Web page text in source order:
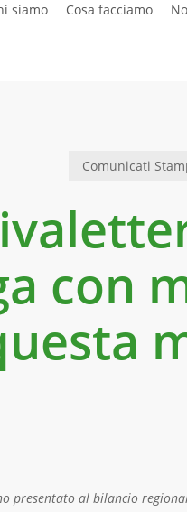
siamo Cosa facciamo
Comunicati
con
presentato al bilancio